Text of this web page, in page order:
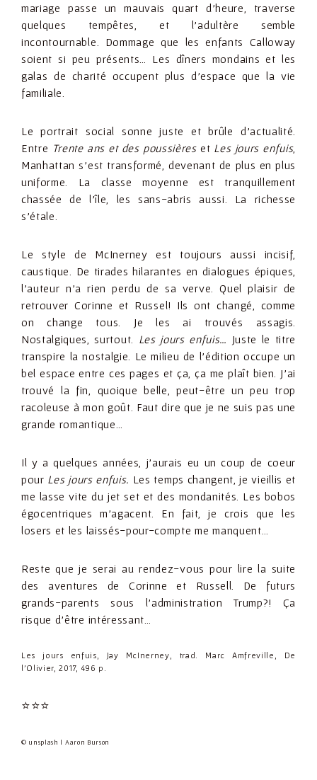
mariage passe un mauvais quart d’heure, traverse
quelques tempêtes, et l’adultère semble
incontournable. Dommage que les enfants Calloway
soient si peu présents… Les dîners mondains et les
galas de charité occupent plus d’espace que la vie
familiale.
Le portrait social sonne juste et brûle d’actualité.
Entre Trente ans et des poussières et Les jours enfuis,
Manhattan s’est transformé, devenant de plus en plus
uniforme. La classe moyenne est tranquillement
chassée de l’île, les sans-abris aussi. La richesse
s’étale.
Le style de McInerney est toujours aussi incisif,
caustique. De tirades hilarantes en dialogues épiques,
l’auteur n’a rien perdu de sa verve. Quel plaisir de
retrouver Corinne et Russel! Ils ont changé, comme
on change tous. Je les ai trouvés assagis.
Nostalgiques, surtout. Les jours enfuis… Juste le titre
transpire la nostalgie. Le milieu de l’édition occupe un
bel espace entre ces pages et ça, ça me plaît bien. J’ai
trouvé la fin, quoique belle, peut-être un peu trop
racoleuse à mon goût. Faut dire que je ne suis pas une
grande romantique…
Il y a quelques années, j’aurais eu un coup de coeur
pour Les jours enfuis. Les temps changent, je vieillis et
me lasse vite du jet set et des mondanités. Les bobos
égocentriques m’agacent. En fait, je crois que les
losers et les laissés-pour-compte me manquent…
Reste que je serai au rendez-vous pour lire la suite
des aventures de Corinne et Russell. De futurs
grands-parents sous l’administration Trump?! Ça
risque d’être intéressant…
Les jours enfuis, Jay McInerney, trad. Marc Amfreville, De
l’Olivier, 2017, 496 p.
⭐⭐⭐
Rating:
© unsplash | Aaron Burson